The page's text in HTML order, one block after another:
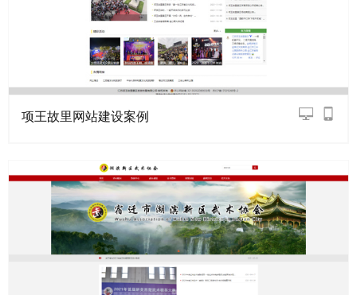
项王故里网站建设案例